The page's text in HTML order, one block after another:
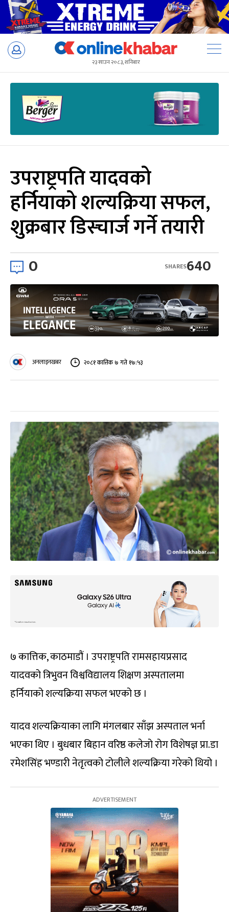
Skip
२३ साउन २०८३, शनिबार
उपराष्ट्रपति यादवको
हर्नियाको शल्यक्रिया सफल,
शुक्रबार डिस्चार्ज गर्ने तयारी
0 640
SHARES
अनलाइनखबर २०८१ कात्तिक ७ गते १७:५३
७ कात्तिक, काठमाडौं । उपराष्ट्रपति रामसहायप्रसाद
यादवको त्रिभुवन विश्वविद्यालय शिक्षण अस्पतालमा
हर्नियाको शल्यक्रिया सफल भएको छ ।
यादव शल्यक्रियाका लागि मंगलबार साँझ अस्पताल भर्ना
भएका थिए । बुधबार बिहान वरिष्ठ कलेजो रोग विशेषज्ञ प्रा.डा
रमेशसिंह भण्डारी नेतृत्वको टोलीले शल्यक्रिया गरेको थियो ।